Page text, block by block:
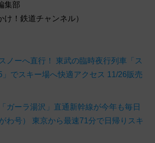
集部
け！鉄道チャンネル）
ノーへ直行！ 東武の臨時夜行列車「ス
」でスキー場へ快適アクセス 11/26販売
ガーラ湯沢」直通新幹線が今年も毎日
わ号） 東京から最速71分で日帰りスキ